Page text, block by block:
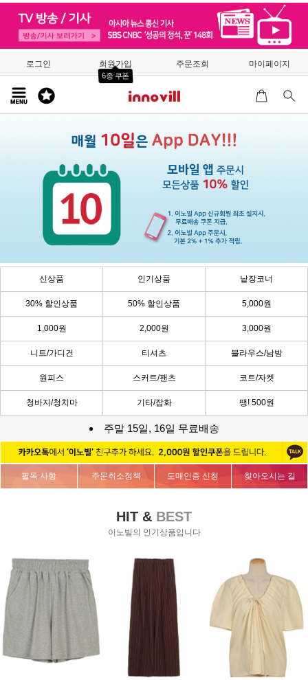
로그인 회원가입
6종 쿠폰
주문조회 마이페이지
신상품 인기상품 낱장코너
30% 할인상품 50% 할인상품 5,000원
1,000원 2,000원 3,000원
니트/가디건 티셔츠 블라우스/남방
원피스 스커트/팬츠 코트/자켓
청바지/청치마 기타/잡화 땡! 500원
주말 15일, 16일 무료배송
필독 사항 주문취소정책 도매인증 신청 찾아오시는 길
HIT & BEST
이노빌의 인기상품입니다